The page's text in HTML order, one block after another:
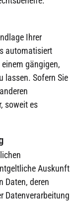
Ihrer
automatisiert
gängigen,
lassen. Sofern Sie
soweit es
Auskunft
Daten, deren
Datenverarbeitung